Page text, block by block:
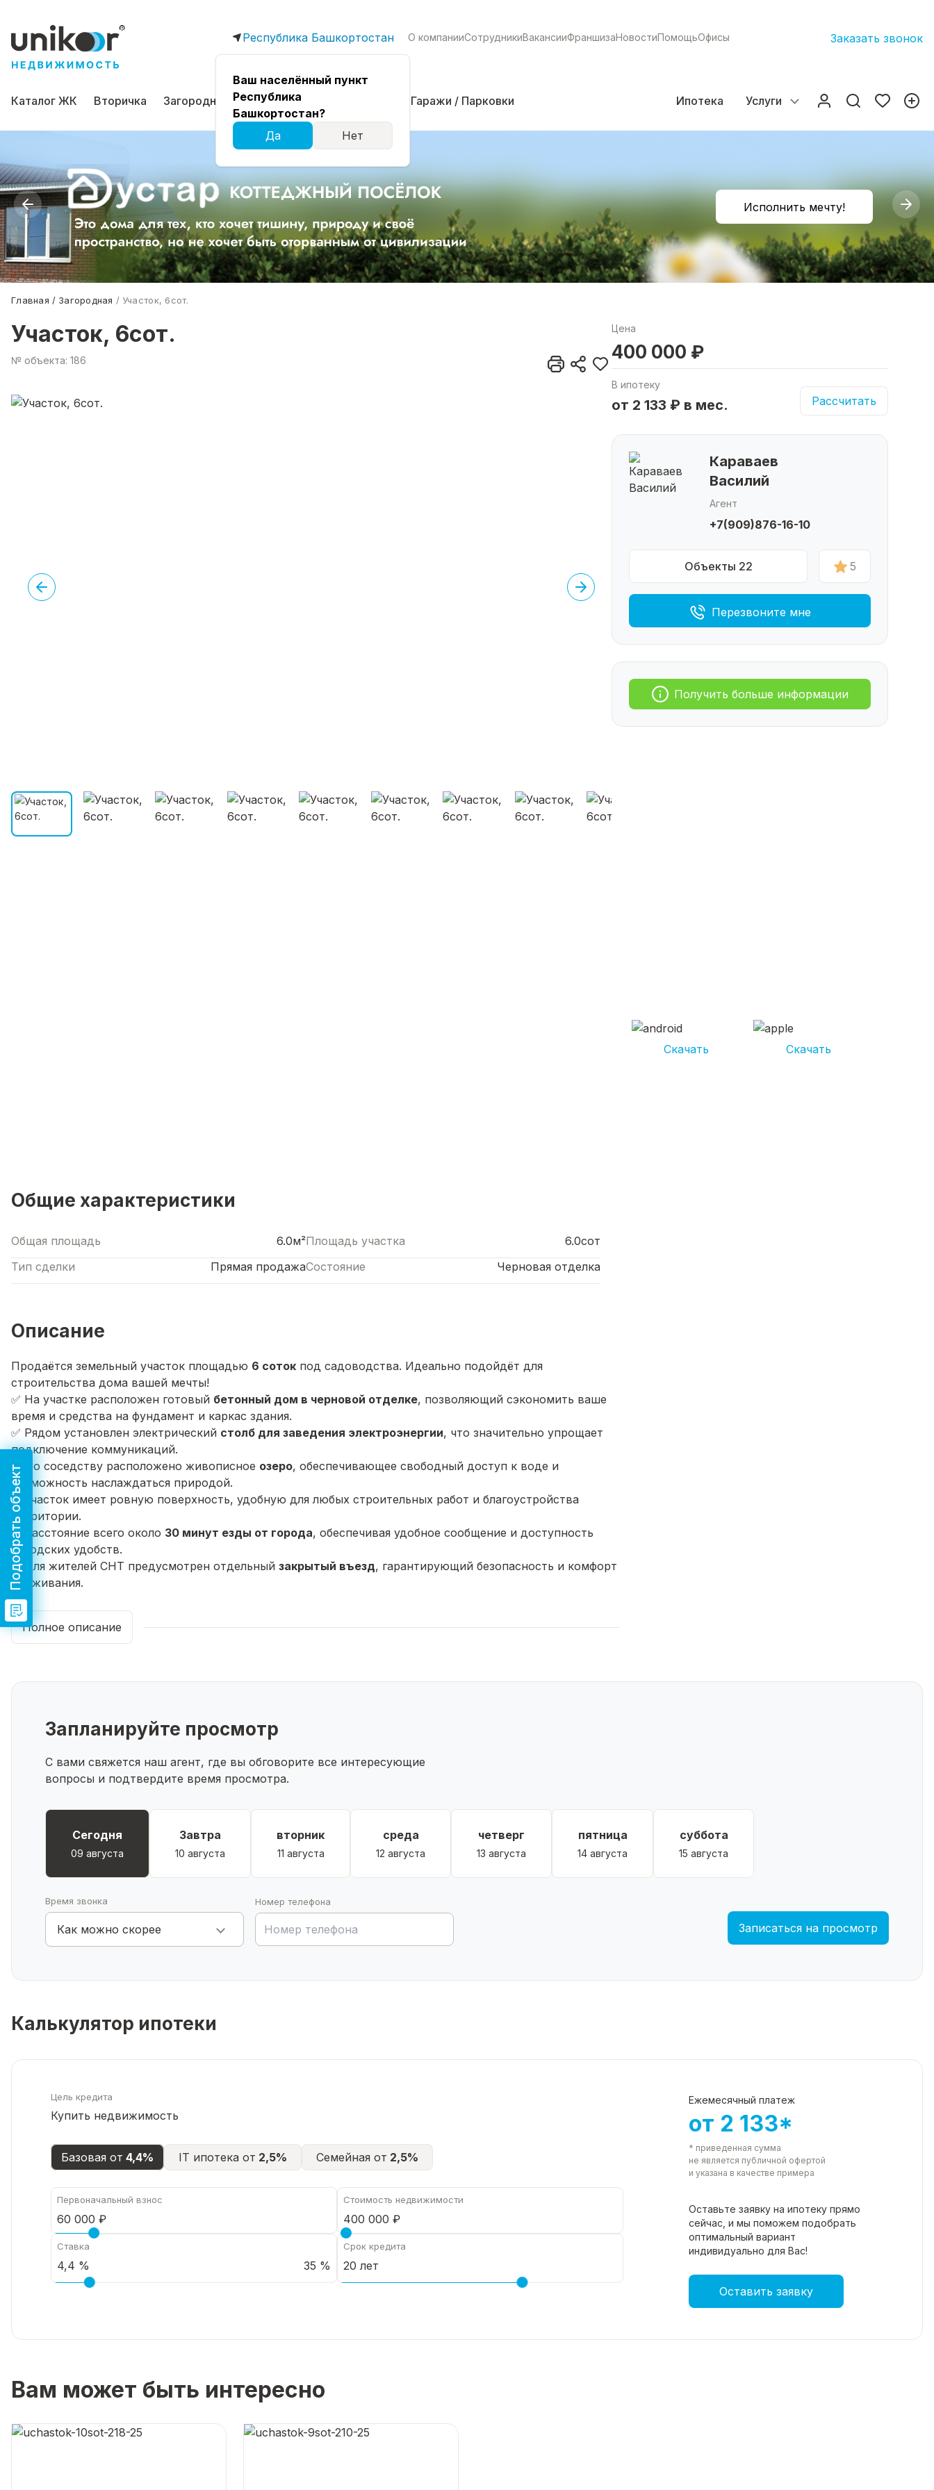
Республика Башкортостан
Ваш населённый пункт
Республика
Башкортостан?
Да
Нет
О компанииСотрудникиВакансииФраншизаНовостиПомощьОфисы Заказать звонок
Каталог ЖК Вторичка Загородная Коммерческая Гаражи / Парковки Ипотека Услуги
Исполнить мечту!
Главная Загородная Участок, 6сот.
Участок, 6сот.
№ объекта: 186
Цена
400 000 ₽
В ипотеку
от 2 133 ₽ в мес. Рассчитать
Караваев
Василий
Агент
+7(909)876-16-10
Объекты 22 5
Перезвоните мне
Получить больше информации
Скачать Скачать
Общие характеристики
Общая площадь 6.0м²Площадь участка
6.0сот
Тип сделки
Прямая продажаСостояние Черновая отделка
Описание
Продаётся земельный участок площадью 6 соток под садоводства. Идеально подойдёт для
строительства дома вашей мечты!
✅ На участке расположен готовый бетонный дом в черновой отделке, позволяющий сэкономить ваше
время и средства на фундамент и каркас здания.
✅ Рядом установлен электрический столб для заведения электроэнергии, что значительно упрощает
подключение коммуникаций.
✅ По соседству расположено живописное озеро, обеспечивающее свободный доступ к воде и
возможность наслаждаться природой.
✅ Участок имеет ровную поверхность, удобную для любых строительных работ и благоустройства
территории.
✅ Расстояние всего около 30 минут езды от города, обеспечивая удобное сообщение и доступность
городских удобств.
✅ Для жителей СНТ предусмотрен отдельный закрытый въезд, гарантирующий безопасность и комфорт
проживания.
Этот участок станет отличным выбором для тех, кто мечтает о собственном доме вдали от городской
суеты, но близко к природе и цивилизации. Убедитесь сами в преимуществах владения таким участком и
создайте уютное пространство для своей семьи!
Полное описание
Запланируйте просмотр
С вами свяжется наш агент, где вы обговорите все интересующие
вопросы и подтвердите время просмотра.
Сегодня
09 августа
Завтра
10 августа
вторник
11 августа
среда
12 августа
четверг
13 августа
пятница
14 августа
суббота
15 августа
Время звонка
Как можно скорее
Номер телефона
Записаться на просмотр
Калькулятор ипотеки
Цель кредита
Купить недвижимость
Базовая от 4,4% IT ипотека от 2,5% Семейная от 2,5%
Первоначальный взнос Стоимость недвижимости
Ставка
35 %
Срок кредита
Ежемесячный платеж
от 2 133*
* приведенная сумма
не является публичной офертой
и указана в качестве примера
Оставьте заявку на ипотеку прямо
сейчас, и мы поможем подобрать
оптимальный вариант
индивидуально для Вас!
Оставить заявку
Вам может быть интересно
Подобрать объект